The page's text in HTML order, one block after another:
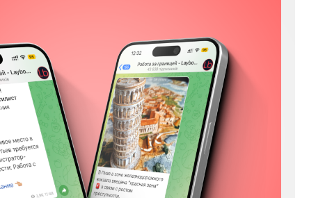
Facebook
YouTube